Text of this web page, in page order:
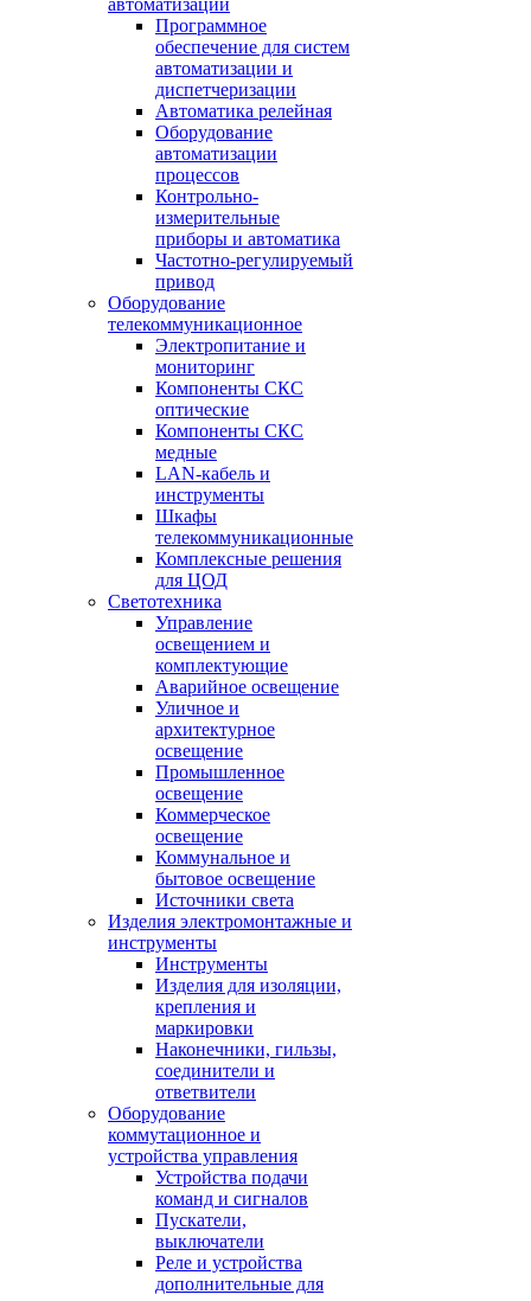
автоматизации
Программное
обеспечение для систем
автоматизации и
диспетчеризации
Автоматика релейная
Оборудование
автоматизации
процессов
Контрольно-
измерительные
приборы и автоматика
Частотно-регулируемый
привод
Оборудование
телекоммуникационное
Электропитание и
мониторинг
Компоненты СКС
оптические
Компоненты СКС
медные
LAN-кабель и
инструменты
Шкафы
телекоммуникационные
Комплексные решения
для ЦОД
Светотехника
Управление
освещением и
комплектующие
Аварийное освещение
Уличное и
архитектурное
освещение
Промышленное
освещение
Коммерческое
освещение
Коммунальное и
бытовое освещение
Источники света
Изделия электромонтажные и
инструменты
Инструменты
Изделия для изоляции,
крепления и
маркировки
Наконечники, гильзы,
соединители и
ответвители
Оборудование
коммутационное и
устройства управления
Устройства подачи
команд и сигналов
Пускатели,
выключатели
Реле и устройства
дополнительные для